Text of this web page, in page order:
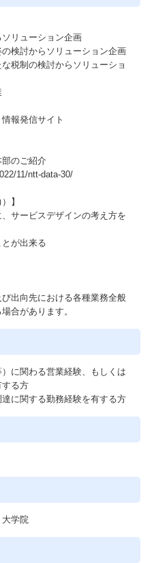
リューション企画
検討からソリューション企画
税制の検討からソリューショ
報発信サイト
部のご紹介
11/ntt-data-30/
】
サービスデザインの考え方を
が出来る
出向先における各種業務全般
合があります。
に関わる営業経験、もしくは
する方
に関する勤務経験を有する方
学院